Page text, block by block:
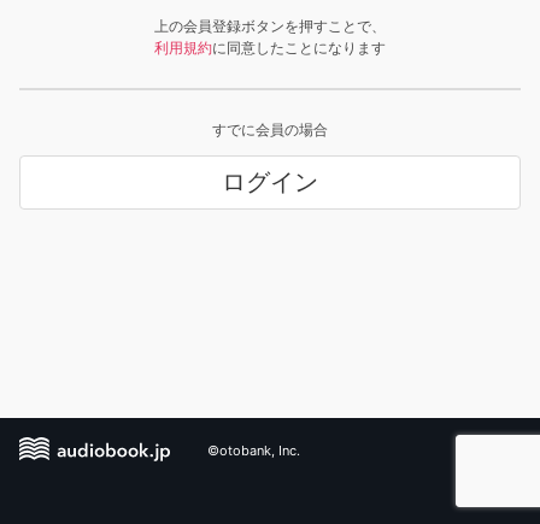
上の会員登録ボタンを押すことで、
利用規約に同意したことになります
すでに会員の場合
ログイン
©otobank, Inc.